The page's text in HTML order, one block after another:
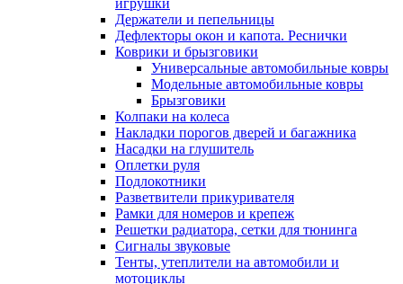
Держатели и пепельницы
Дефлекторы окон и капота. Реснички
Коврики и брызговики
Универсальные автомобильные ковры
Модельные автомобильные ковры
Брызговики
Колпаки на колеса
Накладки порогов дверей и багажника
Насадки на глушитель
Оплетки руля
Подлокотники
Разветвители прикуривателя
Рамки для номеров и крепеж
Решетки радиатора, сетки для тюнинга
Сигналы звуковые
Тенты, утеплители на автомобили и
мотоциклы